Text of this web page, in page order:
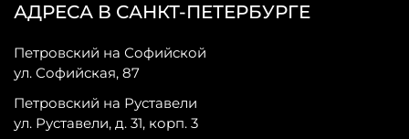
АДРЕСА В САНКТ-ПЕТЕРБУРГЕ
Петровский на Софийской
ул. Софийская, 87
Петровский на Руставели
ул. Руставели, д. 31, корп. 3